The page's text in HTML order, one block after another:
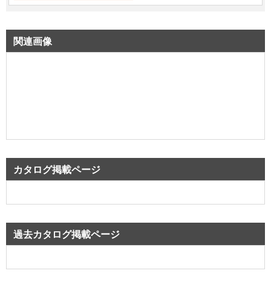
関連画像
カタログ掲載ページ
過去カタログ掲載ページ